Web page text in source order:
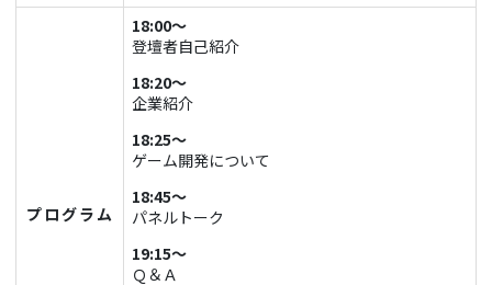
プログラム
18:00～
登壇者自己紹介
18:20～
企業紹介
18:25～
ゲーム開発について
18:45～
パネルトーク
19:15～
Ｑ＆Ａ